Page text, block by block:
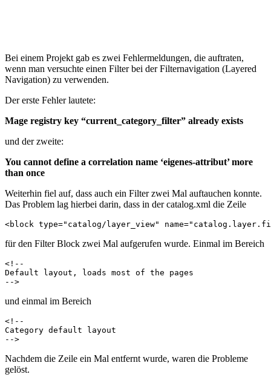
Bei einem Projekt gab es zwei Fehlermeldungen, die auftraten,
wenn man versuchte einen Filter bei der Filternavigation (Layered
Navigation) zu verwenden.
Der erste Fehler lautete:
Mage registry key “current_category_filter” already exists
und der zweite:
You cannot define a correlation name ‘eigenes-attribut’ more
than once
Weiterhin fiel auf, dass auch ein Filter zwei Mal auftauchen konnte.
Das Problem lag hierbei darin, dass in der catalog.xml die Zeile
<block type="catalog/layer_view"
für den Filter Block zwei Mal aufgerufen wurde. Einmal im Bereich
<!--
Default layout, loads most of the pages
-->
und einmal im Bereich
<!--
Category default layout
-->
Nachdem die Zeile ein Mal entfernt wurde, waren die Probleme
gelöst.